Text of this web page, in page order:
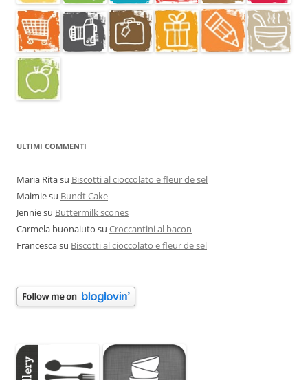
ULTIMI COMMENTI
Maria Ritasu Biscotti al cioccolato e fleur de sel
Maimiesu Bundt Cake
Jenniesu Buttermilk scones
Carmela buonaiuto su Croccantini al bacon
Francescasu Biscotti al cioccolato e fleur de sel